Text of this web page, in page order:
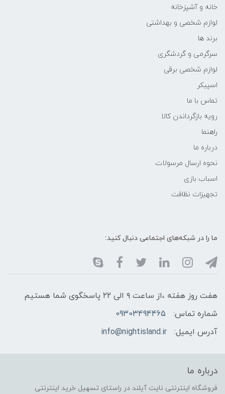
خانه و آشپزخانه
لوازم شخصی و بهداشتی
برند ها
سرگرمی و گردشگری
لوازم شخصی برقی
اسپیکر
تماس با ما
رویه بازگرداندن کالا
راهنما
درباره ما
نحوه ارسال مرسولات
اسباب بازی
تجهیزات نظافت
ما را در شبکه‌های اجتماعی دنبال کنید:
هفت روز هفته ،از ساعت ۹ الی ۲۲ پاسخگوی شما هستیم
شماره تماس:
09303494465
آدرس ایمیل:
info@nightisland.ir
درباره ما
فروشگاه اینترنتی نایت آیلند در راستای تسهیل خرید اینترنتی